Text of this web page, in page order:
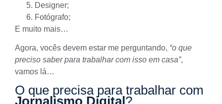
Designer;
Fotógrafo;
E muito mais…
Agora, vocês devem estar me perguntando, “o que
preciso saber para trabalhar com isso em casa”,
vamos lá…
O que precisa para trabalhar com